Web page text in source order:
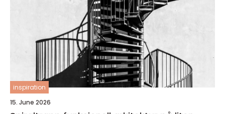
inspiration
15. June 2026